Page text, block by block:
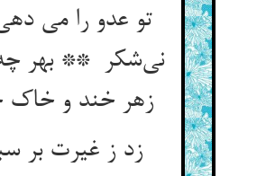
تو عدو را می
نی‌شکر ** بهر
زهر خند و خاک خور
زد ز غیرت بر